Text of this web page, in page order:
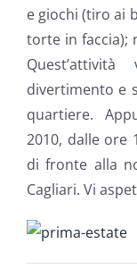
e giochi (tiro ai
torte in faccia);
divertimento e
quartiere.
2010, dalle ore
di fronte alla
Cagliari. Vi